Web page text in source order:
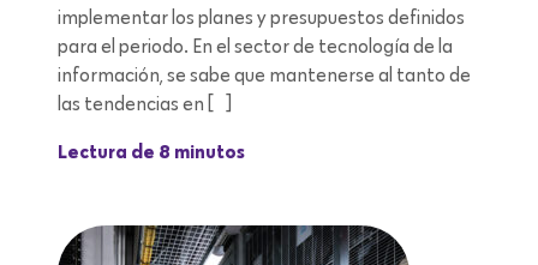
implementar los planes y presupuestos definidos
para el periodo. En el sector de tecnología de la
información, se sabe que mantenerse al tanto de
las tendencias en […]
Lectura de 8 minutos